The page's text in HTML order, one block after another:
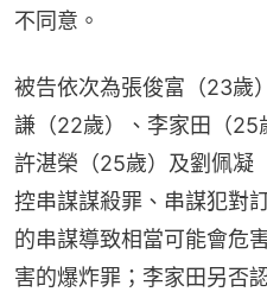
不同意。
被告依次為張俊富（23歲
謙（22歲）、李家田（25
許湛榮（25歲）及劉佩凝
控串謀謀殺罪、串謀犯對
的串謀導致相當可能會危
害的爆炸罪；李家田另否